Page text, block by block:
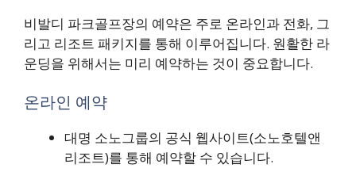
비발디 파크골프장의 예약은 주로 온라인과 전화, 그
리고 리조트 패키지를 통해 이루어집니다. 원활한 라
운딩을 위해서는 미리 예약하는 것이 중요합니다.
온라인 예약
대명 소노그룹의 공식 웹사이트(소노호텔앤
리조트)를 통해 예약할 수 있습니다.